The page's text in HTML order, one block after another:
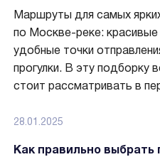
Маршруты для самых
по Москве-реке:
удобные точки
прогулки. В эту подборку
стоит рассматривать в
28.01.2025
Как правильно